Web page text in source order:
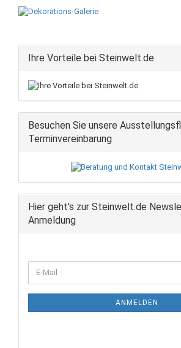
Ihre Vorteile bei Steinwelt.de
Besuchen Sie unsere
Terminvereinbarung
Hier geht's zur Steinwelt.de
Anmeldung
ZUR
E-
Mail
ANMELDEN